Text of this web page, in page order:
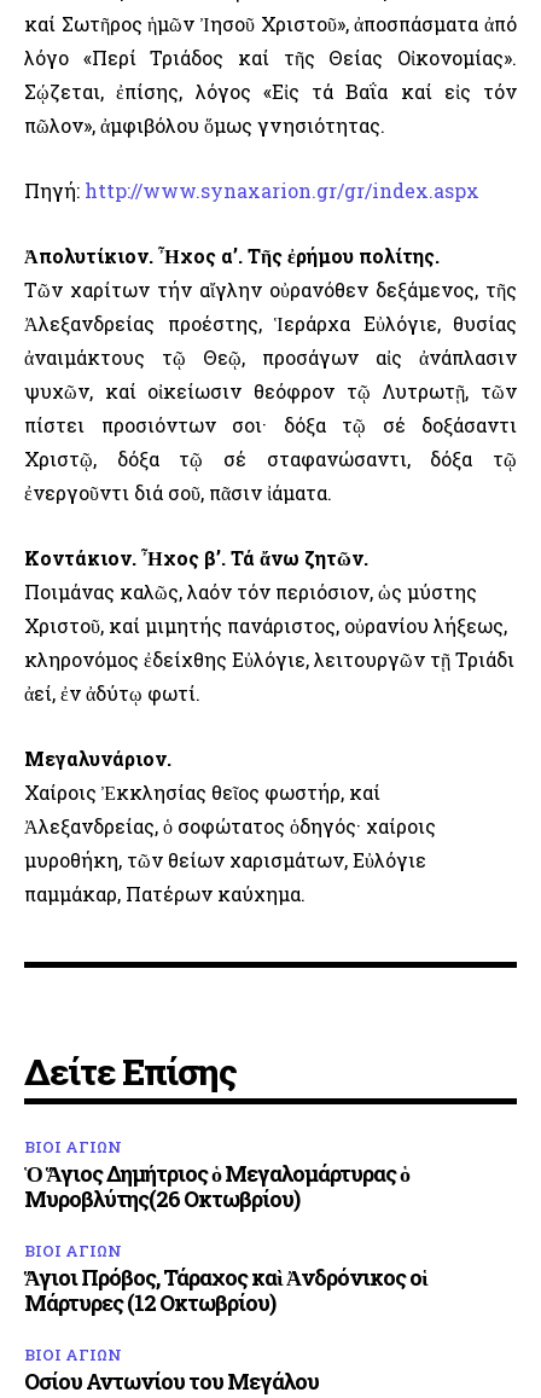
καί Σωτῆρος ἡμῶν Ἰησοῦ Χριστοῦ», ἀποσπάσματα ἀπό
λόγο «Περί Τριάδος καί τῆς Θείας Οἰκονομίας».
Σῴζεται, ἐπίσης, λόγος «Εἰς τά Βαΐα καί εἰς τόν
πῶλον», ἀμφιβόλου ὅμως γνησιότητας.
Πηγή: http://www.synaxarion.gr/gr/index.aspx
Ἀπολυτίκιον. Ἦχος α’. Τῆς ἐρήμου πολίτης.
Τῶν χαρίτων τήν αἴγλην οὐρανόθεν δεξάμενος, τῆς
Ἀλεξανδρείας προέστης, Ἱεράρχα Εὐλόγιε, θυσίας
ἀναιμάκτους τῷ Θεῷ, προσάγων αἰς ἀνάπλασιν
ψυχῶν, καί οἰκείωσιν θεόφρον τῷ Λυτρωτῇ, τῶν
πίστει προσιόντων σοι· δόξα τῷ σέ δοξάσαντι
Χριστῷ, δόξα τῷ σέ σταφανώσαντι, δόξα τῷ
ἐνεργοῦντι διά σοῦ, πᾶσιν ἰάματα.
Κοντάκιον. Ἦχος β’. Τά ἄνω ζητῶν.
Ποιμάνας καλῶς, λαόν τόν περιόσιον, ὡς μύστης
Χριστοῦ, καί μιμητής πανάριστος, οὐρανίου λήξεως,
κληρονόμος ἐδείχθης Εὐλόγιε, λειτουργῶν τῇ Τριάδι
ἀεί, ἐν ἀδύτῳ φωτί.
Μεγαλυνάριον.
Χαίροις Ἐκκλησίας θεῖος φωστήρ, καί
Ἀλεξανδρείας, ὁ σοφώτατος ὁδηγός· χαίροις
μυροθήκη, τῶν θείων χαρισμάτων, Εὐλόγιε
παμμάκαρ, Πατέρων καύχημα.
Δείτε Επίσης
ΒΙΟΙ ΑΓΙΩΝ
Ὁ Ἅγιος Δημήτριος ὁ Μεγαλομάρτυρας ὁ
Μυροβλύτης(26 Οκτωβρίου)
ΒΙΟΙ ΑΓΙΩΝ
Ἅγιοι Πρόβος, Τάραχος καὶ Ἀνδρόνικος οἱ
Μάρτυρες (12 Οκτωβρίου)
ΒΙΟΙ ΑΓΙΩΝ
Οσίου Αντωνίου του Μεγάλου